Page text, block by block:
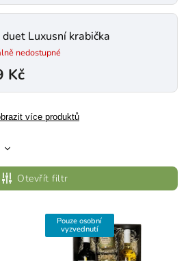
duet Luxusní krabička
nedostupné
Kč
více produktů
Otevřít filtr
Pouze osobní
vyzvednutí